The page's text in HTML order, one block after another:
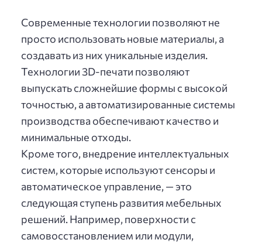
Современные технологии позволяют не
просто использовать новые материалы, а
создавать из них уникальные изделия.
Технологии 3D-печати позволяют
выпускать сложнейшие формы с высокой
точностью, а автоматизированные системы
производства обеспечивают качество и
минимальные отходы.
Кроме того, внедрение интеллектуальных
систем, которые используют сенсоры и
автоматическое управление, — это
следующая ступень развития мебельных
решений. Например, поверхности с
самовосстановлением или модули,